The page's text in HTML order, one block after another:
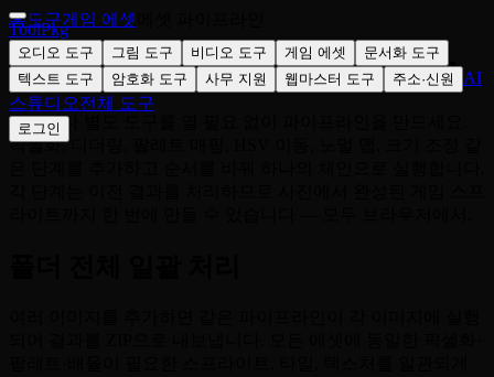
ToolPkg
오디오 도구 그림 도구 비디오 도구 게임 에셋
문서화 도구
텍스트 도구
암호화 도구 사무 지원 웹마스터 도구 주소·신원
AI
스튜디오전체 도구
로그인
홈도구게임 에셋
여러 이미지 단계를 하나의 워크플로로
효과마다 별도 도구를 열 필요 없이 파이프라인을 만드세요.
픽셀화, 디더링, 팔레트 매핑, HSV 이동, 노멀 맵, 크기 조정 같